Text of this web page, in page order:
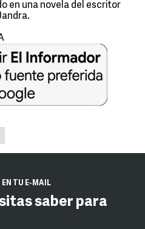
en una novela del escritor
EN TU E-MAIL
saber para